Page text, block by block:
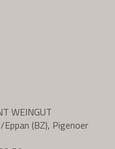
WEINGUT
(BZ), Pigenoer